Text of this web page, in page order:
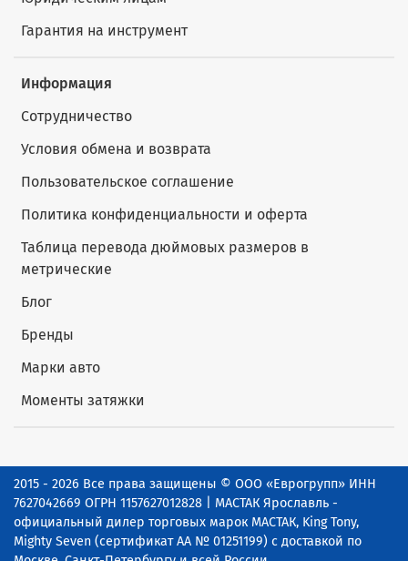
Гарантия на инструмент
Информация
Сотрудничество
Условия обмена и возврата
Пользовательское соглашение
Политика конфиденциальности и оферта
Таблица перевода дюймовых размеров в
метрические
Блог
Бренды
Марки авто
Моменты затяжки
2015 - 2026 Все права защищены © ООО «Еврогрупп» ИНН
7627042669 ОГРН 1157627012828 | МАСТАК Ярославль -
официальный дилер торговых марок МАСТАК, King Tony,
Mighty Seven (сертификат АА № 01251199) с доставкой по